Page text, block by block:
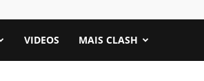
VIDEOS MAIS CLASH